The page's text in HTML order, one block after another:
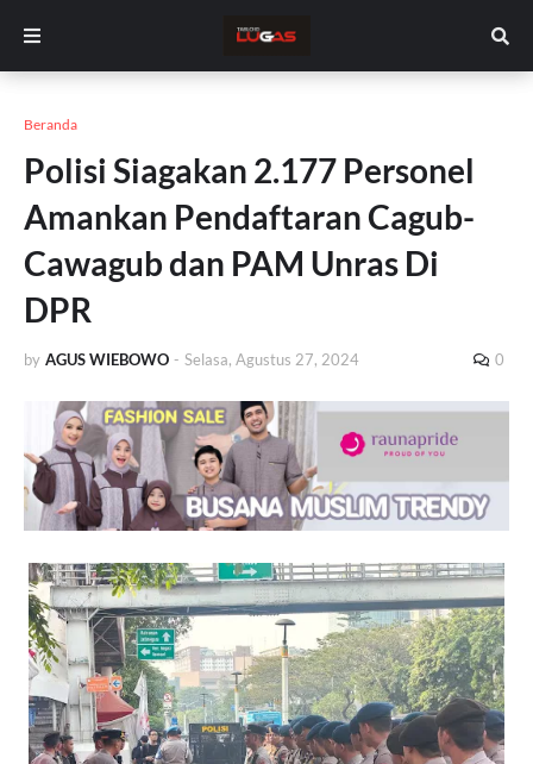
Beranda
Polisi Siagakan 2.177 Personel
Amankan Pendaftaran Cagub-
Cawagub dan PAM Unras Di
DPR
by AGUS WIEBOWO - Selasa, Agustus 27, 2024 0